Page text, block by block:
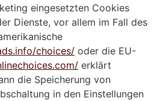
eingesetzten Cookies
Dienste, vor allem im Fall des
choices/ oder die EU-
erklärt
die Speicherung von
in den Einstellungen